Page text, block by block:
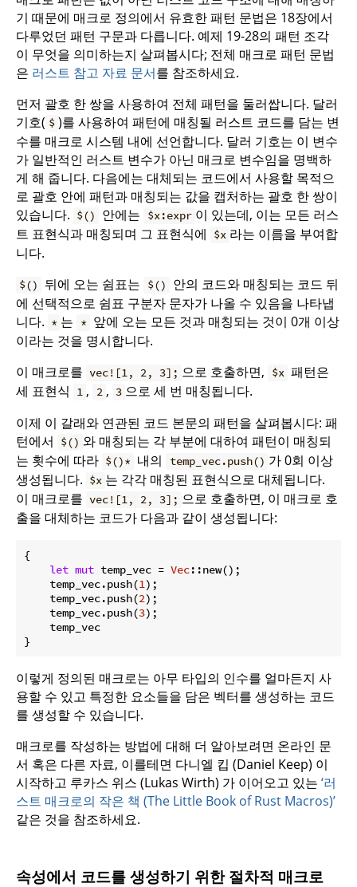
기 때문에 매크로 정의에서 유효한 패턴 문법은 18장에서
다루었던 패턴 구문과 다릅니다. 예제 19-28의 패턴 조각
이 무엇을 의미하는지 살펴봅시다; 전체 매크로 패턴 문법
은 러스트 참고 자료 문서를 참조하세요.
먼저 괄호 한 쌍을 사용하여 전체 패턴을 둘러쌉니다. 달러
기호( $ )를 사용하여 패턴에 매칭될 러스트 코드를 담는 변
수를 매크로 시스템 내에 선언합니다. 달러 기호는 이 변수
가 일반적인 러스트 변수가 아닌 매크로 변수임을 명백하
게 해 줍니다. 다음에는 대체되는 코드에서 사용할 목적으
로 괄호 안에 패턴과 매칭되는 값을 캡처하는 괄호 한 쌍이
있습니다. $() 안에는 $x:expr 이 있는데, 이는 모든 러스
트 표현식과 매칭되며 그 표현식에
$x 라는 이름을 부여합
니다.
$() 뒤에 오는 쉼표는 $()
안의 코드와 매칭되는 코드 뒤
에 선택적으로 쉼표 구분자 문자가 나올 수 있음을 나타냅
니다. * 는 * 앞에 오는 모든 것과 매칭되는 것이 0개 이상
이라는 것을 명시합니다.
이 매크로를 vec![1, 2, 3]; 으로 호출하면, $x 패턴은
세 표현식
1 , 2 , 3 으로 세 번 매칭됩니다.
이제 이 갈래와 연관된 코드 본문의 패턴을 살펴봅시다: 패
턴에서
$() 와 매칭되는 각 부분에 대하여 패턴이 매칭되
는 횟수에 따라 $()* 내의 temp_vec.push() 가 0회 이상
생성됩니다. $x 는 각각 매칭된 표현식으로 대체됩니다.
이 매크로를 vec![1, 2, 3]; 으로 호출하면, 이 매크로 호
출을 대체하는 코드가 다음과 같이 생성됩니다:
{
let mut temp_vec = Vec::new();
    temp_vec.push(
1);
    temp_vec.push(
2);
    temp_vec.push(
3);
    temp_vec
}
이렇게 정의된 매크로는 아무 타입의 인수를 얼마든지 사
용할 수 있고 특정한 요소들을 담은 벡터를 생성하는 코드
를 생성할 수 있습니다.
매크로를 작성하는 방법에 대해 더 알아보려면 온라인 문
서 혹은 다른 자료, 이를테면 다니엘 킵 (Daniel Keep) 이
시작하고 루카스 위스 (Lukas Wirth) 가 이어오고 있는 ‘러
스트 매크로의 작은 책 (The Little Book of Rust Macros)’
같은 것을 참조하세요.
속성에서 코드를 생성하기 위한 절차적 매크로